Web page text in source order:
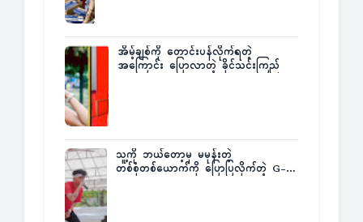
အိမ့်ချစ်ကို တောင်းပန်လိုက်ရတဲ့
အကြောင်း ပြောလာတဲ့ ခိုင်သင်းကြည်
သူ့ကို ဘယ်တော့မှ မမုန်းတဲ့
တစ်စုံတစ်ယောက်ကို ပြောပြလိုက်တဲ့ G-